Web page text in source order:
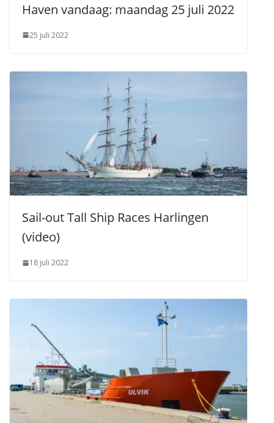
Haven vandaag: maandag 25 juli 2022
25 juli 2022
Sail-out Tall Ship Races Harlingen
(video)
18 juli 2022